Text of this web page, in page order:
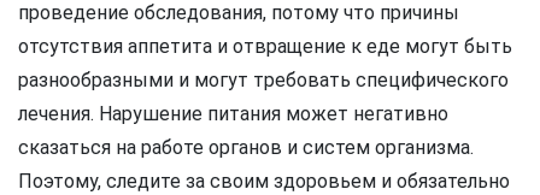
проведение обследования, потому что причины
отсутствия аппетита и отвращение к еде могут быть
разнообразными и могут требовать специфического
лечения. Нарушение питания может негативно
сказаться на работе органов и систем организма.
Поэтому, следите за своим здоровьем и обязательно